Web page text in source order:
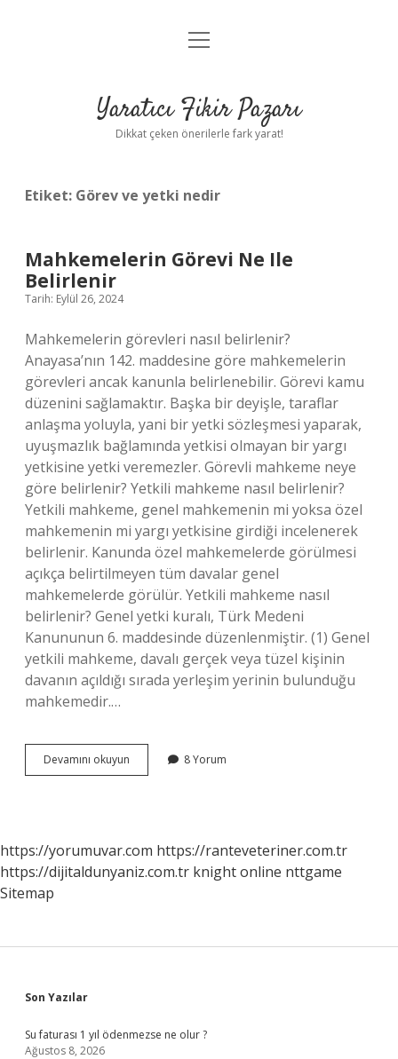
Anasayfa
Yasal Uyarı
menüyü
Yaratıcı Fikir Pazarı
Dikkat çeken önerilerle fark yarat!
Etiket: Görev ve yetki nedir
Mahkemelerin Görevi Ne Ile
Belirlenir
Tarih: Eylül 26, 2024
Mahkemelerin görevleri nasıl belirlenir?
Anayasa’nın 142. maddesine göre mahkemelerin
görevleri ancak kanunla belirlenebilir. Görevi kamu
düzenini sağlamaktır. Başka bir deyişle, taraflar
anlaşma yoluyla, yani bir yetki sözleşmesi yaparak,
uyuşmazlık bağlamında yetkisi olmayan bir yargı
yetkisine yetki veremezler. Görevli mahkeme neye
göre belirlenir? Yetkili mahkeme nasıl belirlenir?
Yetkili mahkeme, genel mahkemenin mi yoksa özel
mahkemenin mi yargı yetkisine girdiği incelenerek
belirlenir. Kanunda özel mahkemelerde görülmesi
açıkça belirtilmeyen tüm davalar genel
mahkemelerde görülür. Yetkili mahkeme nasıl
belirlenir? Genel yetki kuralı, Türk Medeni
Kanununun 6. maddesinde düzenlenmiştir. (1) Genel
yetkili mahkeme, davalı gerçek veya tüzel kişinin
davanın açıldığı sırada yerleşim yerinin bulunduğu
mahkemedir.…
Devamını okuyun Mahkemelerin
Görevi
8 Yorum
https://yorumuvar.com https://ranteveteriner.com.tr
https://dijitaldunyaniz.com.tr knight online nttgame
Sitemap
Sidebar
Son Yazılar
Su faturası 1 yıl ödenmezse ne olur ?
Ağustos 8, 2026